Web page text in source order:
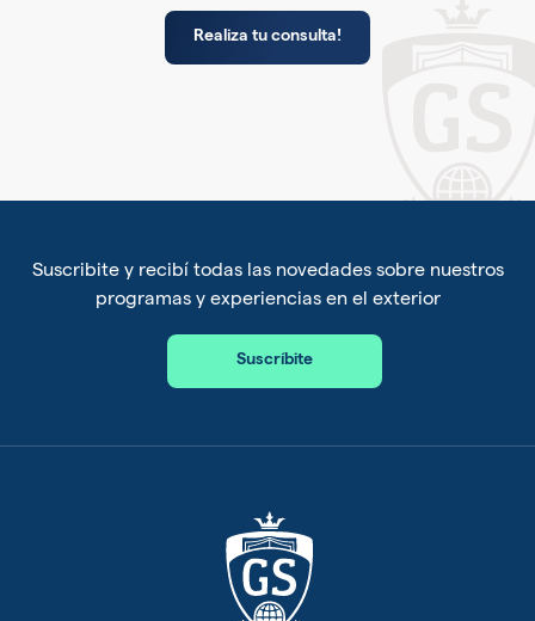
Realiza tu consulta!
Suscribite y recibí todas las novedades sobre nuestros
programas y experiencias en el exterior
Suscríbite